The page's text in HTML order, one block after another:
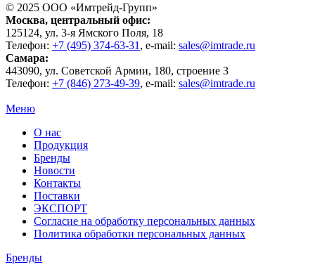
© 2025 ООО «Имтрейд-Групп»
Москва, центральный офис:
125124, ул. 3-я Ямского Поля, 18
Телефон: +7 (495) 374-63-31 , e-mail: sales@imtrade.ru
Самара:
443090, ул. Советской Армии, 180, строение 3
Телефон: +7 (846) 273-49-39, e-mail: sales@imtrade.ru
Меню
О нас
Продукция
Бренды
Новости
Контакты
Поставки
ЭКСПОРТ
Согласие на обработку персональных данных
Политика обработки персональных данных
Бренды